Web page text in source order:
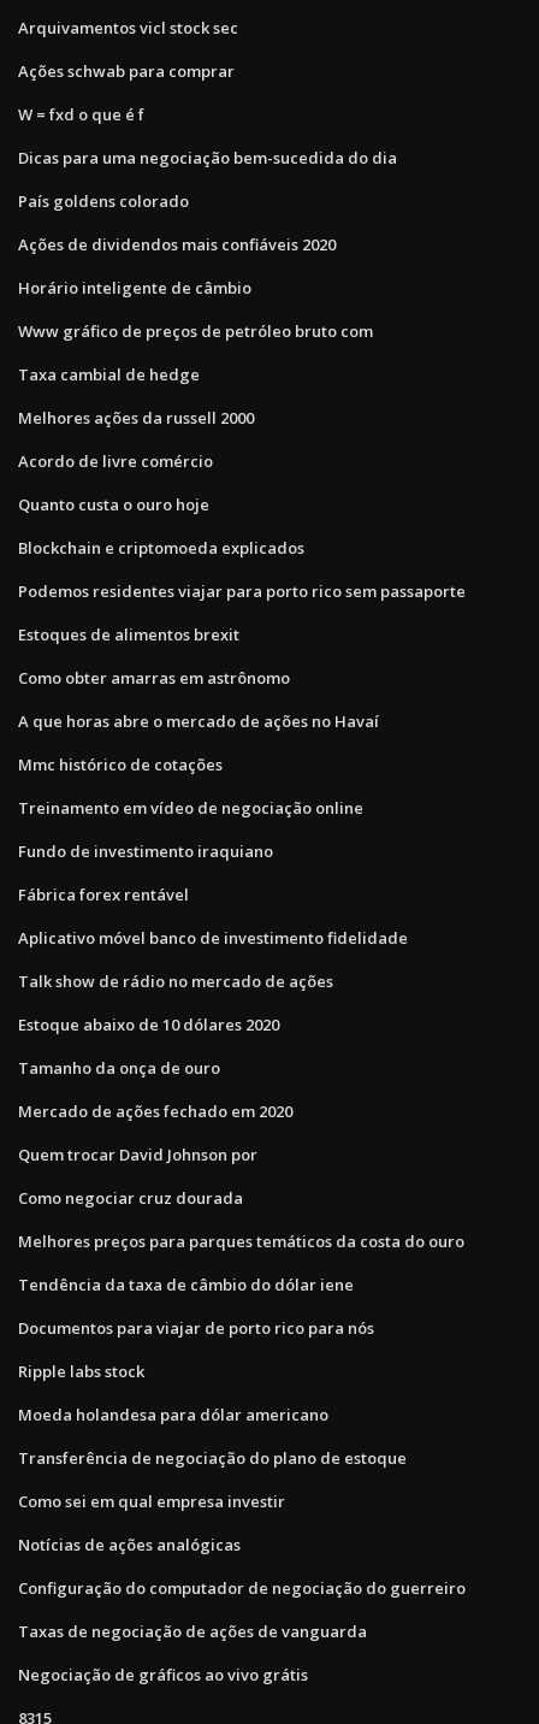
Arquivamentos vicl stock sec
Ações schwab para comprar
W = fxd o que é f
Dicas para uma negociação bem-sucedida do dia
País goldens colorado
Ações de dividendos mais confiáveis ​​2020
Horário inteligente de câmbio
Www gráfico de preços de petróleo bruto com
Taxa cambial de hedge
Melhores ações da russell 2000
Acordo de livre comércio
Quanto custa o ouro hoje
Blockchain e criptomoeda explicados
Podemos residentes viajar para porto rico sem passaporte
Estoques de alimentos brexit
Como obter amarras em astrônomo
A que horas abre o mercado de ações no Havaí
Mmc histórico de cotações
Treinamento em vídeo de negociação online
Fundo de investimento iraquiano
Fábrica forex rentável
Aplicativo móvel banco de investimento fidelidade
Talk show de rádio no mercado de ações
Estoque abaixo de 10 dólares 2020
Tamanho da onça de ouro
Mercado de ações fechado em 2020
Quem trocar David Johnson por
Como negociar cruz dourada
Melhores preços para parques temáticos da costa do ouro
Tendência da taxa de câmbio do dólar iene
Documentos para viajar de porto rico para nós
Ripple labs stock
Moeda holandesa para dólar americano
Transferência de negociação do plano de estoque
Como sei em qual empresa investir
Notícias de ações analógicas
Configuração do computador de negociação do guerreiro
Taxas de negociação de ações de vanguarda
Negociação de gráficos ao vivo grátis
8315